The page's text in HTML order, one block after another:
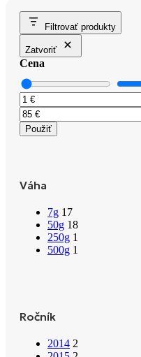
Filtrovať produkty
Zatvoriť
Cena
Použiť
Váha
7g 17
50g 18
250g 1
500g 1
Ročník
2014 2